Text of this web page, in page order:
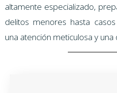
altamente especializado,
delitos menores hasta
una atención meticulosa y una